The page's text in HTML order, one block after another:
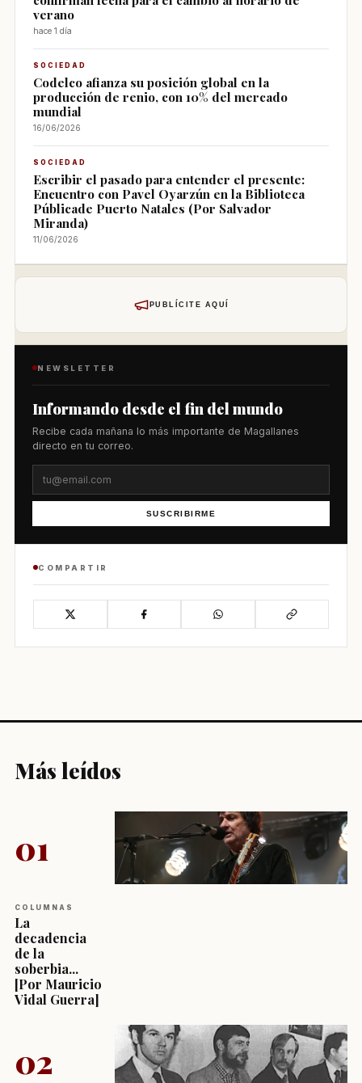
verano
hace 1 día
SOCIEDAD
Codelco afianza su posición global en la
producción de renio, con 10% del mercado
mundial
16/06/2026
SOCIEDAD
Escribir el pasado para entender el presente:
Encuentro con Pavel Oyarzún en la Biblioteca
Públicade Puerto Natales (Por Salvador
Miranda)
11/06/2026
PUBLÍCITE AQUÍ
NEWSLETTER
Informando desde el fin del mundo
Recibe cada mañana lo más importante de Magallanes
directo en tu correo.
SUSCRIBIRME
COMPARTIR
Más leídos
01
COLUMNAS
La
decadencia
de la
soberbia...
[Por Mauricio
Vidal Guerra]
02